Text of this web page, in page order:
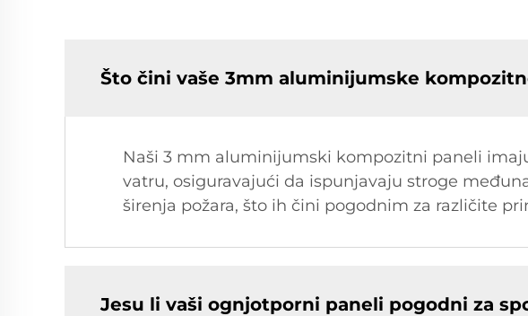
Što čini vaše 3mm aluminijumske
Naši 3 mm aluminijumski kompozitni paneli
vatru, osiguravajući da ispunjavaju stroge
širenja požara, što ih čini pogodnim za različite
Jesu li vaši ognjotporni paneli pogodni za